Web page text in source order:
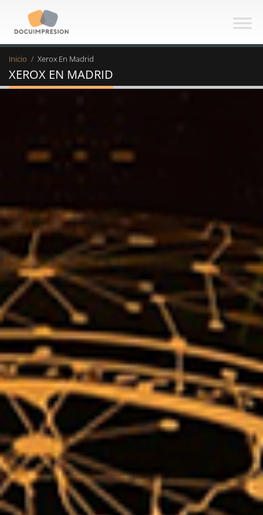
Saltar
contenido
My
CMS
Inicio / Xerox En Madrid
XEROX EN MADRID